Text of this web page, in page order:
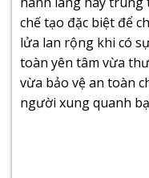
chế tạo đặc biệt để
lửa lan rộng khi có
toàn yên tâm vừa
vừa bảo vệ an toàn
người xung quanh